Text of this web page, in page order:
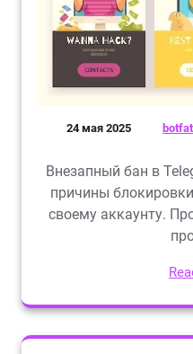
24 мая 2025
Внезапный бан в
причины
своему аккаунту.